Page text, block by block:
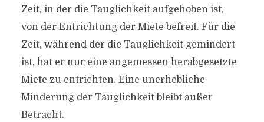
Zeit, in der die Tauglichkeit aufgehoben ist,
von der Entrichtung der Miete befreit. Für die
Zeit, während der die Tauglichkeit gemindert
ist, hat er nur eine angemessen herabgesetzte
Miete zu entrichten. Eine unerhebliche
Minderung der Tauglichkeit bleibt außer
Betracht.